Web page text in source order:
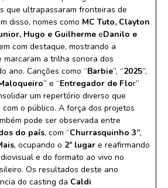
que ultrapassaram fronteiras de
disso, nomes como MC Tuto, Clayton
Hugo e Guilherme eDanilo e
com destaque, mostrando a
a trilha sonora dos
ano. Canções como “Barbie”, “2025”,
” e “Entregador de Flor”
um repertório diverso que
o público. A força dos projetos
pode ser observada entre
do país, com “Churrasquinho 3”,
, ocupando o 2º lugar e reafirmando
e do formato ao vivo no
Os resultados deste ano
do casting da Caldi